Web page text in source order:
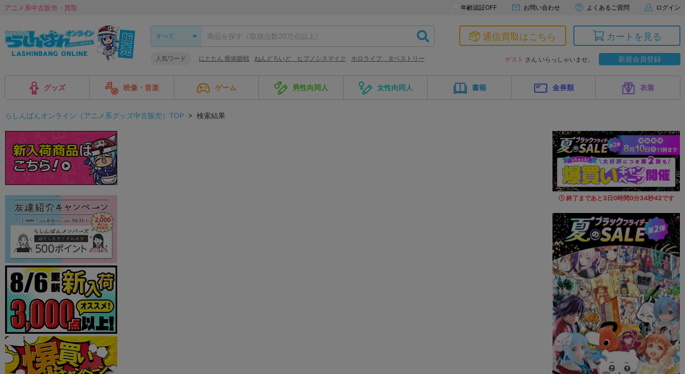
アニメ系中古販売・買取 年齢認証OFF お問い合わせ よくあるご質問 ログイン
人気ワード にとたん 呪術廻戦 ねんどろいど ヒプノシスマイク ホロライブ タペストリー
通信買取はこちら カートを見る
ゲスト さん いらっしゃいませ。 新規会員登録
グッズ 映像・音楽 ゲーム 男性向同人 女性向同人 書籍 金券類 衣装
らしんばんオンライン（アニメ系グッズ中古販売）TOP > 検索結果
終了まであと 3 日0時間0分33秒21です